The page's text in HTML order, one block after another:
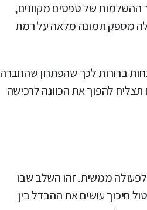
ההשלמות של טפסים מקוונים,
אלה מספק תמונה מלאה על רמת
ברורות לכך שהפתרון שהחברה
תצליח להפוך את הכוונה לרכישה
ממשית. זהו השלב שבו
חיכוך עושים את ההבדל בין